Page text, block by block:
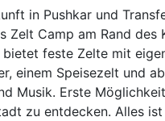
in Pushkar und
Zelt Camp am Rand des
feste Zelte mit
einem Speisezelt und
Musik. Erste
zu entdecken. Alles